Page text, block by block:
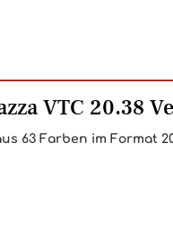
VTC 20.38
63 Farben im Format